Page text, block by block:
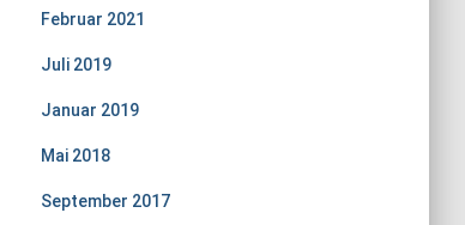
Februar 2021
Juli 2019
Januar 2019
Mai 2018
September 2017